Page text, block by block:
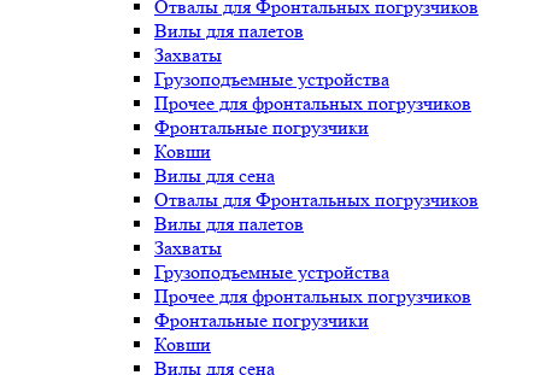
Отвалы для Фронтальных погрузчиков
Вилы для палетов
Захваты
Грузоподъемные устройства
Прочее для фронтальных погрузчиков
Фронтальные погрузчики
Ковши
Вилы для сена
Отвалы для Фронтальных погрузчиков
Вилы для палетов
Захваты
Грузоподъемные устройства
Прочее для фронтальных погрузчиков
Фронтальные погрузчики
Ковши
Вилы для сена